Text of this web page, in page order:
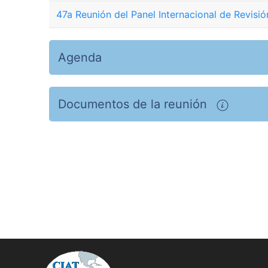
47a Reunión del Panel Internacional de
Agenda
Documentos de la reunión